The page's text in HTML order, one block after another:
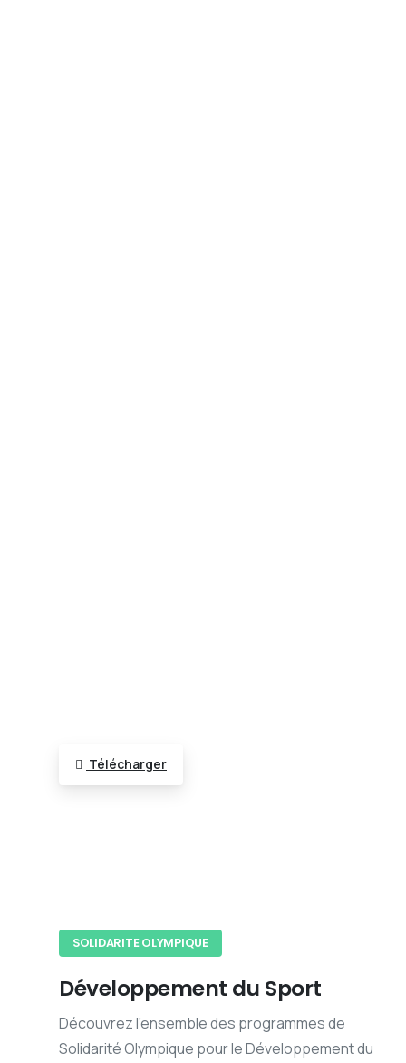
Télécharger
SOLIDARITE OLYMPIQUE
Développement du Sport
Découvrez l'ensemble des programmes de
Solidarité Olympique pour le Développement du